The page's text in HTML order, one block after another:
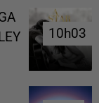
10h03
10h03